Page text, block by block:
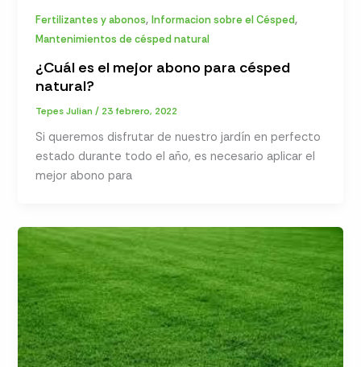
Fertilizantes y abonos,Informacion sobre el Césped,
Mantenimientos de césped natural
¿Cuál es el mejor abono para césped
natural?
Tepes Julian/ 23 febrero, 2022
Si queremos disfrutar de nuestro jardín en perfecto
estado durante todo el año, es necesario aplicar el
mejor abono para